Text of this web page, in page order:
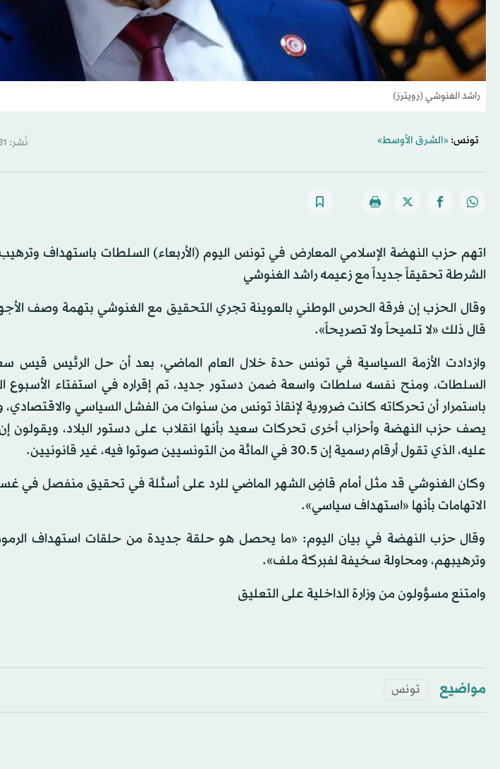
راشد الغنوشي (رويترز)
تونس: «الشرق الأوسط» نُشر: 13:31-3 أغسطس 2022 م ـ 06 مُحرَّم 1444 هـ
اتهم حزب النهضة الإسلامي المعارض في تونس اليوم (الأربعاء) السلطات باستهداف
الشرطة تحقيقاً جديداً مع زعيمه راشد الغنوشي
وقال الحزب إن فرقة الحرس الوطني بالعوينة تجري التحقيق مع الغنوشي بتهمة وصف
قال ذلك «لا تلميحاً ولا تصريحاً».
وازدادت الأزمة السياسية في تونس حدة خلال العام الماضي، بعد أن حل الرئيس قيس
السلطات، ومنح نفسه سلطات واسعة ضمن دستور جديد، تم إقراره في استفتاء الأسبوع
باستمرار أن تحركاته كانت ضرورية لإنقاذ تونس من سنوات من الفشل السياسي
يصف حزب النهضة وأحزاب أخرى تحركات سعيد بأنها انقلاب على دستور البلاد، ويقولون
عليه، الذي تقول أرقام رسمية إن 30.5 في المائة من التونسيين صوتوا فيه، غير قانونيين.
وكان الغنوشي قد مثل أمام قاضٍ الشهر الماضي للرد على أسئلة في تحقيق منفصل في غسل
الاتهامات بأنها «استهداف سياسي».
وقال حزب النهضة في بيان اليوم: «ما يحصل هو حلقة جديدة من حلقات استهداف الرموز
وترهيبهم، ومحاولة سخيفة لفبركة ملف».
وامتنع مسؤولون من وزارة الداخلية على التعليق
مواضيع تونس